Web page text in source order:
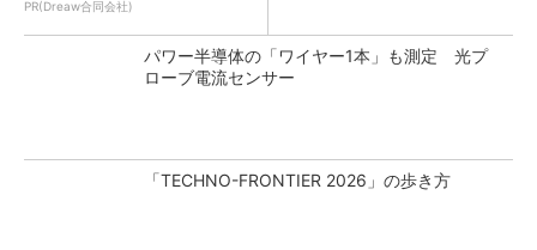
PR(Dreaw合同会社)
パワー半導体の「ワイヤー1本」も測定 光プ
ローブ電流センサー
「TECHNO-FRONTIER 2026」の歩き方